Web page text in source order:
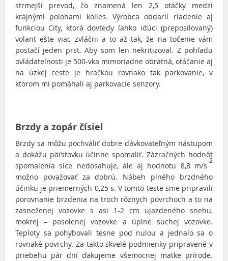
strmejší prevod, čo znamená len 2,5 otáčky medzi
krajnými polohami kolies. Výrobca obdaril riadenie aj
funkciou City, ktorá dovtedy ľahko idúci (preposilovaný)
volant ešte viac zvláčni a to až tak, že na točenie vám
postačí jeden prst. Aby som len nekritizoval. Z pohľadu
ovládateľnosti je 500-vka mimoriadne obratná, otáčanie aj
na úzkej ceste je hračkou rovnako tak parkovanie, v
ktorom mi pomáhali aj parkovacie senzory.
Brzdy a zopár čísiel
Brzdy sa môžu pochváliť dobre dávkovateľným nástupom
a dokážu päťstovku účinne spomaliť. Zázračných hodnôt
spomalenia síce nedosahuje, ale aj hodnotu 8,8 m/s
-2
možno považovať za dobrú. Nábeh plného brzdného
účinku je priemerných 0,25 s. V tomto teste sme pripravili
porovnanie brzdenia na troch rôznych povrchoch a to na
zasneženej vozovke s asi 1-2 cm ujazdeného snehu,
mokrej – posolenej vozovke a úplne suchej vozovke.
Teploty sa pohybovali tesne pod nulou a jednalo sa o
rovnaké povrchy. Za takto skvelé podmienky pripravené v
priebehu pár dní ďakujeme všemocnej matke prírode.